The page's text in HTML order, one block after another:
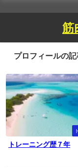
筋
プロフィールの
トレーニング歴７年